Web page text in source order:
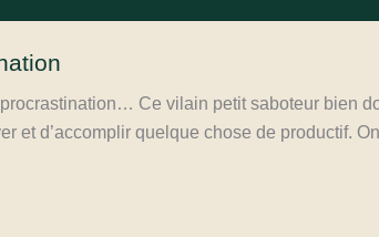
Ce vilain petit saboteur bien
et d’accomplir quelque chose de productif.